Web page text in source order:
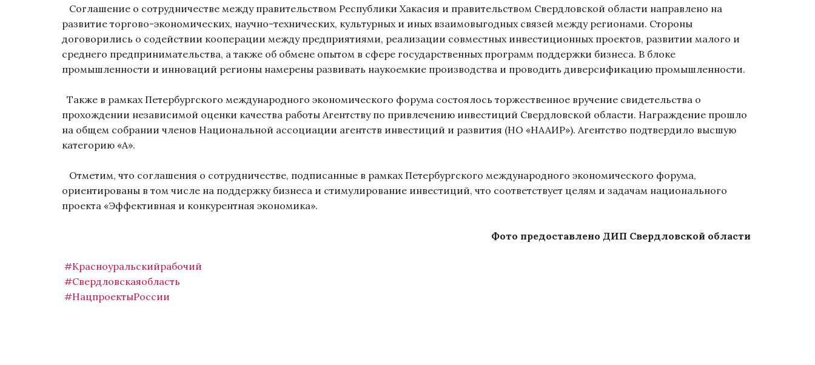
Соглашение о сотрудничестве между правительством Республики Хакасия и правительством Свердловской области направлено на
развитие торгово-экономических, научно-технических, культурных и иных взаимовыгодных связей между регионами. Стороны
договорились о содействии кооперации между предприятиями, реализации совместных инвестиционных проектов, развитии малого и
среднего предпринимательства, а также об обмене опытом в сфере государственных программ поддержки бизнеса. В блоке
промышленности и инноваций регионы намерены развивать наукоемкие производства и проводить диверсификацию промышленности.
Также в рамках Петербургского международного экономического форума состоялось торжественное вручение свидетельства о
прохождении независимой оценки качества работы Агентству по привлечению инвестиций Свердловской области. Награждение прошло
на общем собрании членов Национальной ассоциации агентств инвестиций и развития (НО «НААИР»). Агентство подтвердило высшую
категорию «А».
Отметим, что соглашения о сотрудничестве, подписанные в рамках Петербургского международного экономического форума,
ориентированы в том числе на поддержку бизнеса и стимулирование инвестиций, что соответствует целям и задачам национального
проекта «Эффективная и конкурентная экономика».
Фото предоставлено ДИП Свердловской области
#Красноуральскийрабочий
#Свердловскаяобласть
#НацпроектыРоссии